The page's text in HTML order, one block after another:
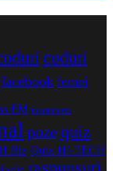
coduri
facebook femei
FM maramures
pozequiz
Biz Quiz HI-TECH